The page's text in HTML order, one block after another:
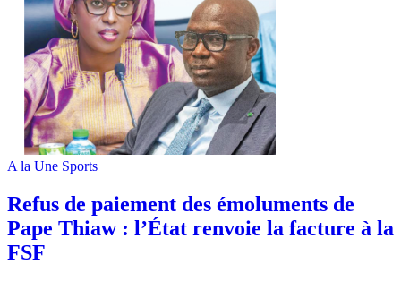
A la Une Sports
Refus de paiement des émoluments de
Pape Thiaw : l’État renvoie la facture à la
FSF